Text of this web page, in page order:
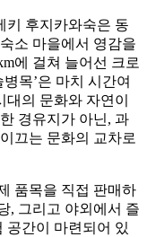
키 후지카와숙은 동
소 마을에서 영감을
에 걸쳐 늘어선 크로
목’은 마치 시간여
의 문화와 자연이
경유지가 아닌, 과
끄는 문화의 교차로
품목을 직접 판매하
, 그리고 야외에서 즐
공간이 마련되어 있